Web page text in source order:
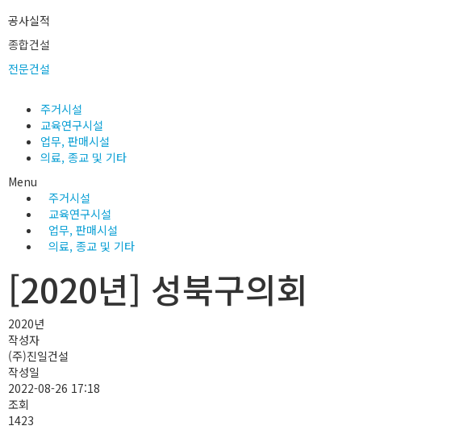
공사실적
종합건설
전문건설
주거시설
교육연구시설
업무, 판매시설
의료, 종교 및 기타
Menu
주거시설
교육연구시설
업무, 판매시설
의료, 종교 및 기타
[2020년] 성북구의회
2020년
작성자
(주)진일건설
작성일
2022-08-26 17:18
조회
1423